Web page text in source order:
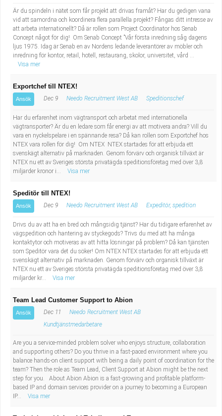
Är du spindeln i nätet som får projekt att drivas framåt? Har du gedigen vana
vid att samordna och koordinera flera parallella projekt? Fångas ditt intresse av
att arbeta internationellt? Då är rollen som Project Coordinator hos Senab
Concept något för dig! Om Senab Concept ”Vår första inredning såg dagens
ljus 1975. Idag är Senab en av Nordens ledande leverantörer av möbler och
inredning för kontor, retail, hotell, restaurang, skolor, universitet, vård ...
Visa mer
Exportchef till NTEX!
Ansök Dec 9 Needo Recruitment West AB Speditionschef
Har du erfarenhet inom vägtransport och arbetat med internationella
vägtransporter? Är du en ledare som får energi av att motivera andra? Vill du
vara en nyckelspelare i en spännande resa? Då kan rollen som Exportchef hos
NTEX vara rollen för dig! Om NTEX NTEX startades för att erbjuda ett
svenskägt alternativ på marknaden. Genom förvärv och organisk tillväxt är
NTEX nu ett av Sveriges största privatägda speditionsföretag med över 3,8
miljarder kronor i...
Visa mer
Speditör till NTEX!
Ansök Dec 9 Needo Recruitment West AB Expeditör, spedition
Drivs du av att ha en bred och mångsidig tjänst? Har du tidigare erfarenhet av
vägspedition och hantering av styckegods? Trivs du med att ha många
kontaktytor och motiveras av att hitta lösningar på problem? Då kan tjänsten
som Speditör vara det du söker! Om NTEX NTEX startades för att erbjuda ett
svenskägt alternativ på marknaden. Genom förvärv och organisk tillväxt är
NTEX nu ett av Sveriges största privatägda speditionsföretag med över 3,8
miljarder kr...
Visa mer
Team Lead Customer Support to Abion
Ansök Dec 11
Needo Recruitment West AB
Kundtjänstmedarbetare
Are you a service-minded problem solver who enjoys structure, collaboration
and supporting others? Do you thrive in a fast-paced environment where you
balance hands-on client support with being a daily point of coordination for the
team? Then the role as Team Lead, Client Support at Abion might be the next
step for you. About Abion Abion is a fast-growing and profitable platform-
based IP and domain services provider on a journey to becoming a European
IP...
Visa mer